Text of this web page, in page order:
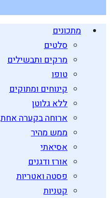
מתכונים
סלטים
מרקים ותבשילים
טופו
קינוחים ומתוקים
ללא גלוטן
ארוחה בקערה אחת
ממש מהיר
אסיאתי
אורז ודגנים
פסטה ואטריות
קטניות